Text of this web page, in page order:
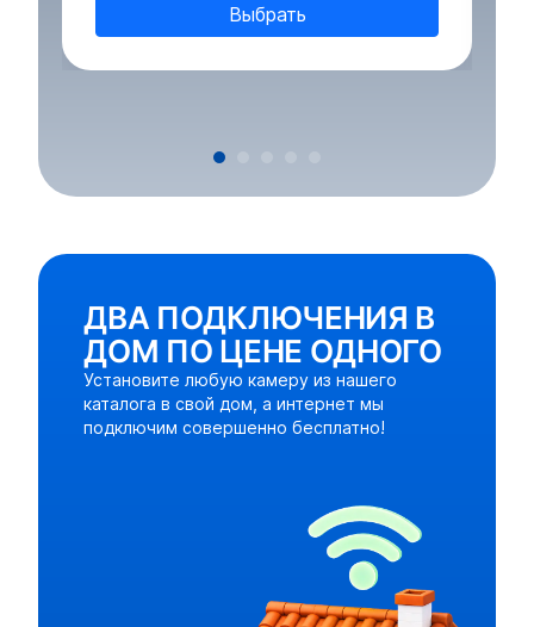
Выбрать
ДВА ПОДКЛЮЧЕНИЯ В
ДОМ ПО ЦЕНЕ ОДНОГО
Установите любую камеру из нашего
каталога в свой дом, а интернет мы
подключим совершенно бесплатно!